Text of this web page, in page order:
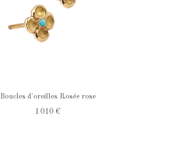
Boucles d'oreilles Rosée rose
1 010 €